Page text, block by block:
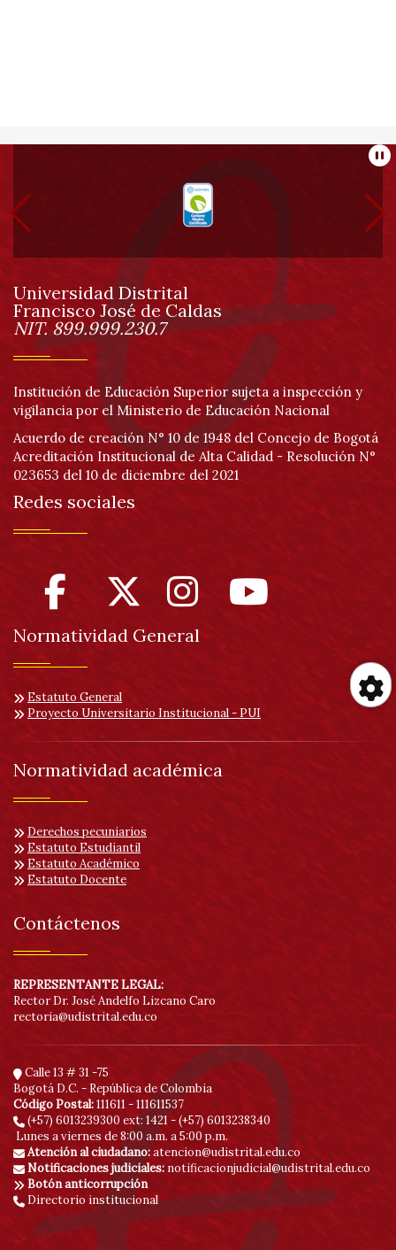
de
Información
pie
de
página
Información
Universidad Distrital
Francisco José de Caldas
NIT. 899.999.230.7
Institución de Educación Superior sujeta a inspección y
vigilancia por el Ministerio de Educación Nacional
Acuerdo de creación N° 10 de 1948 del Concejo de Bogotá
Acreditación Institucional de Alta Calidad - Resolución N°
023653 del 10 de diciembre del 2021
Redes sociales
Normatividad General
Estatuto General
Proyecto Universitario Institucional - PUI
Normatividad académica
Derechos pecuniarios
Estatuto Estudiantil
Estatuto Académico
Estatuto Docente
Contáctenos
REPRESENTANTE LEGAL:
Rector Dr. José Andelfo Lizcano Caro
rectoria@udistrital.edu.co
Calle 13 # 31 -75
Bogotá D.C. - República de Colombia
Código Postal:111611 - 111611537
(+57) 6013239300 ext: 1421 - (+57) 6013238340
Lunes a viernes de 8:00 a.m. a 5:00 p.m.
Atención al ciudadano:atencion@udistrital.edu.co
Notificaciones judiciales: notificacionjudicial@udistrital.edu.co
Botón anticorrupción
Directorio institucional